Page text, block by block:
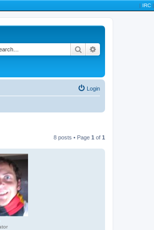
| IRC |
Search
Login
8 posts • Page 1 of 1